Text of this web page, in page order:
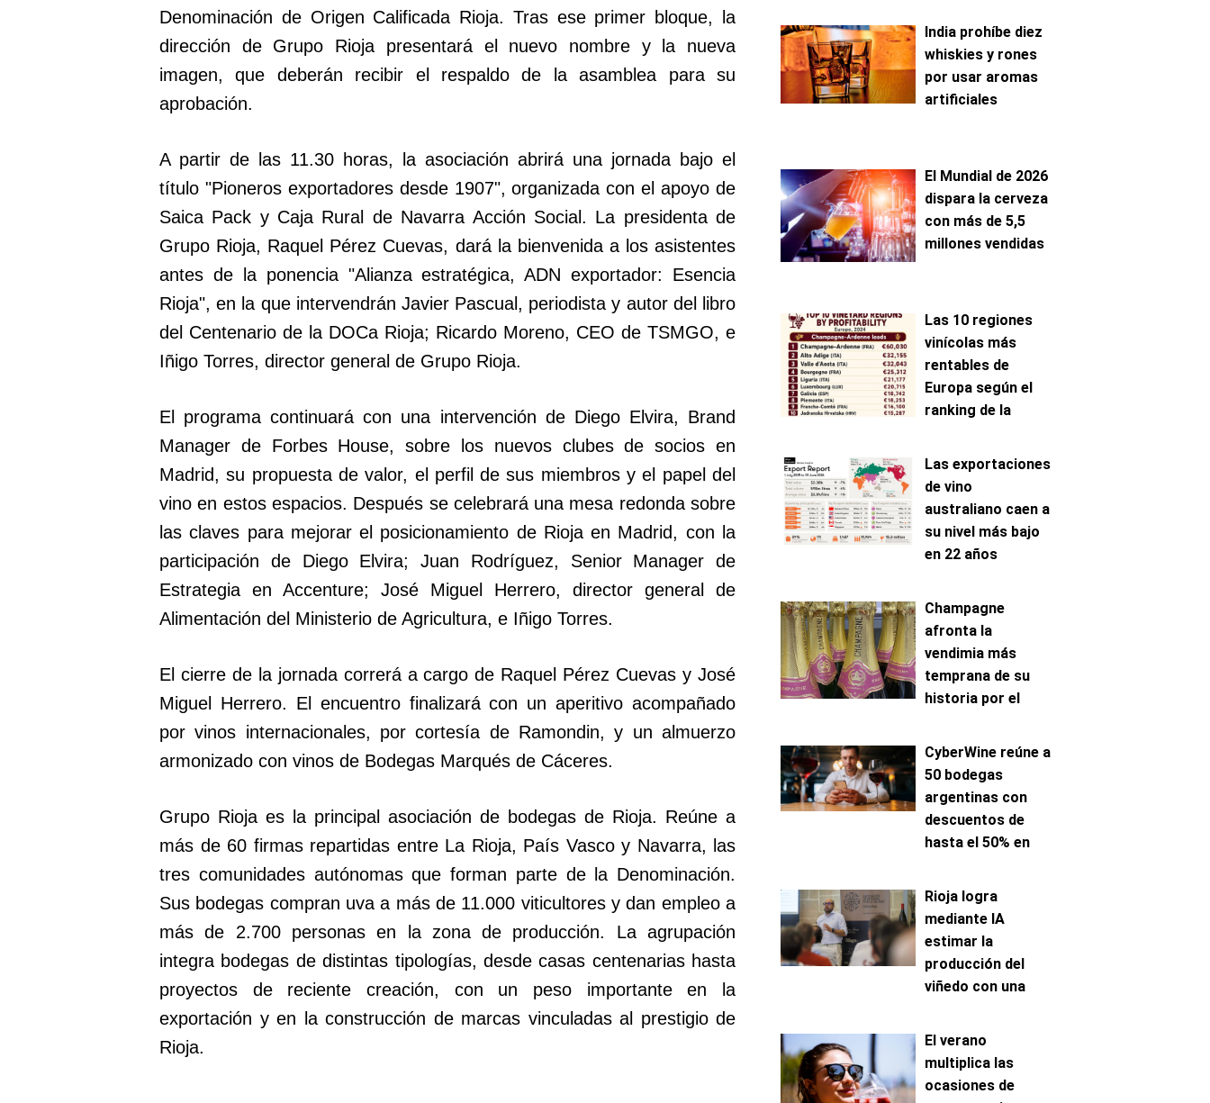
Denominación de Origen Calificada Rioja. Tras ese primer bloque, la
dirección de Grupo Rioja presentará el nuevo nombre y la nueva
imagen, que deberán recibir el respaldo de la asamblea para su
aprobación.
A partir de las 11.30 horas, la asociación abrirá una jornada bajo el
título "Pioneros exportadores desde 1907", organizada con el apoyo de
Saica Pack y Caja Rural de Navarra Acción Social. La presidenta de
Grupo Rioja, Raquel Pérez Cuevas, dará la bienvenida a los asistentes
antes de la ponencia "Alianza estratégica, ADN exportador: Esencia
Rioja", en la que intervendrán Javier Pascual, periodista y autor del libro
del Centenario de la DOCa Rioja; Ricardo Moreno, CEO de TSMGO, e
Iñigo Torres, director general de Grupo Rioja.
El programa continuará con una intervención de Diego Elvira, Brand
Manager de Forbes House, sobre los nuevos clubes de socios en
Madrid, su propuesta de valor, el perfil de sus miembros y el papel del
vino en estos espacios. Después se celebrará una mesa redonda sobre
las claves para mejorar el posicionamiento de Rioja en Madrid, con la
participación de Diego Elvira; Juan Rodríguez, Senior Manager de
Estrategia en Accenture; José Miguel Herrero, director general de
Alimentación del Ministerio de Agricultura, e Iñigo Torres.
El cierre de la jornada correrá a cargo de Raquel Pérez Cuevas y José
Miguel Herrero. El encuentro finalizará con un aperitivo acompañado
por vinos internacionales, por cortesía de Ramondin, y un almuerzo
armonizado con vinos de Bodegas Marqués de Cáceres.
Grupo Rioja es la principal asociación de bodegas de Rioja. Reúne a
más de 60 firmas repartidas entre La Rioja, País Vasco y Navarra, las
tres comunidades autónomas que forman parte de la Denominación.
Sus bodegas compran uva a más de 11.000 viticultores y dan empleo a
más de 2.700 personas en la zona de producción. La agrupación
integra bodegas de distintas tipologías, desde casas centenarias hasta
proyectos de reciente creación, con un peso importante en la
exportación y en la construcción de marcas vinculadas al prestigio de
Rioja.
India prohíbe diez
whiskies y rones
por usar aromas
artificiales
El Mundial de 2026
dispara la cerveza
con más de 5,5
millones vendidas
Las 10 regiones
vinícolas más
rentables de
Europa según el
ranking de la
Las exportaciones
de vino
australiano caen a
su nivel más bajo
en 22 años
Champagne
afronta la
vendimia más
temprana de su
historia por el
maduración
CyberWine reúne a
50 bodegas
argentinas con
descuentos de
hasta el 50% en
Rioja logra
mediante IA
estimar la
producción del
viñedo con una
el 96%
El verano
multiplica las
ocasiones de